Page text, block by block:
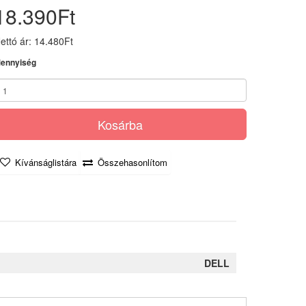
ár: 14.480Ft
Kosárba
Kívánságlistára Összehasonlítom
DELL